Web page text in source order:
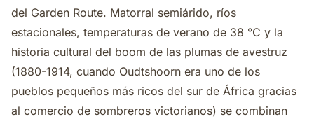
del Garden Route. Matorral semiárido, ríos
estacionales, temperaturas de verano de 38 °C y la
historia cultural del boom de las plumas de avestruz
(1880-1914, cuando Oudtshoorn era uno de los
pueblos pequeños más ricos del sur de África gracias
al comercio de sombreros victorianos) se combinan